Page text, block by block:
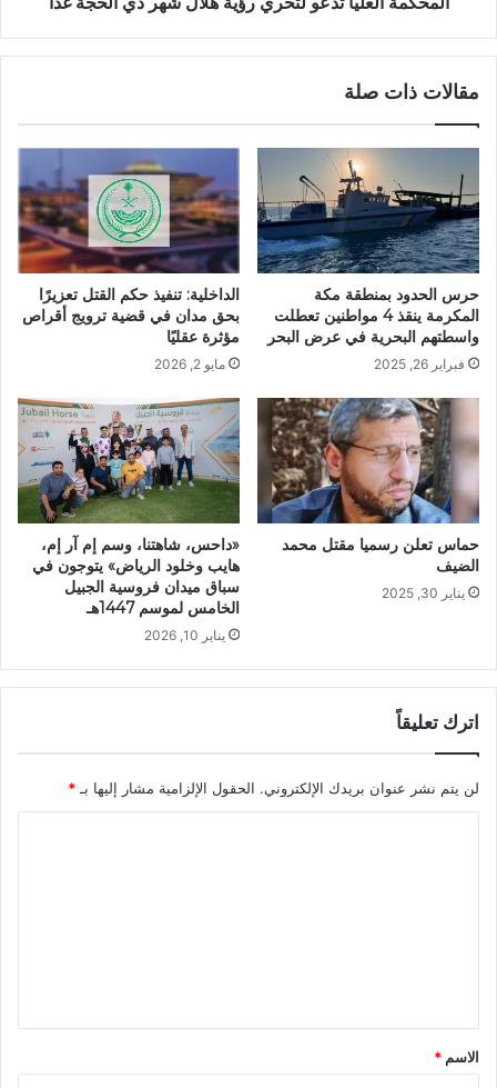
مقالات ذات صلة
حرس الحدود بمنطقة مكة
المكرمة ينقذ 4 مواطنين تعطلت
واسطتهم البحرية في عرض البحر
فبراير 26, 2025
الداخلية: تنفيذ حكم القتل تعزيرًا
بحق مدان في قضية ترويج أقراص
مؤثرة عقليًا
مايو 2, 2026
حماس تعلن رسميا مقتل محمد
الضيف
يناير 30, 2025
«داحس، شاهتنا، وسم إم آر إم،
هايب وخلود الرياض» يتوجون في
سباق ميدان فروسية الجبيل
الخامس لموسم 1447هـ
يناير 10, 2026
اترك تعليقاً
لن يتم نشر عنوان بريدك الإلكتروني. الحقول الإلزامية مشار إليها بـ *
ق
*
الاسم *